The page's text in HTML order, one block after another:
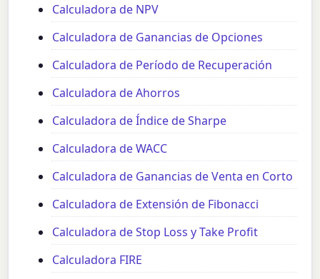
Calculadora de NPV
Calculadora de Ganancias de Opciones
Calculadora de Período de Recuperación
Calculadora de Ahorros
Calculadora de Índice de Sharpe
Calculadora de WACC
Calculadora de Ganancias de Venta en Corto
Calculadora de Extensión de Fibonacci
Calculadora de Stop Loss y Take Profit
Calculadora FIRE